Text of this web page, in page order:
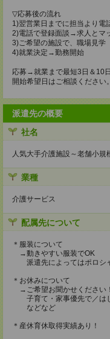
▽応募後の流れ
1)翌営業日までに担当より電
2)電話で登録面談→求人とマ
3)ご希望の施設で、職場見学
4)就業決定→勤務開始
応募→就業まで最短3日＆10
開始希望日はご相談ください
派遣先の概要
社名
人気大手介護施設～老舗小規
業種
介護サービス
配属先について
＊服装について
→動きやすい服装でOK
派遣先によってはポロシ
＊お休みについて
→ご希望お聞かせください！
子育て・家事優先で／は
などなど
＊産休育休取得実績あり！